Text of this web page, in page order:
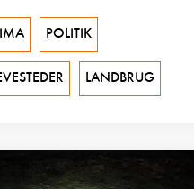
POLITIK
LANDBRUG